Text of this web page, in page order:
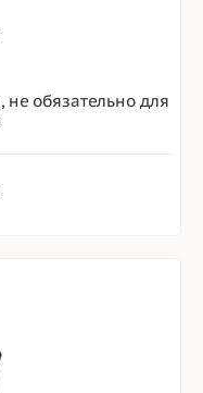
не обязательно для